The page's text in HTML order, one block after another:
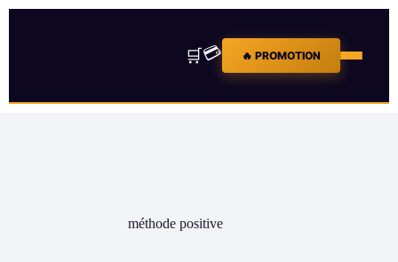
🛒💳 🔥 PROMOTION
méthode positive